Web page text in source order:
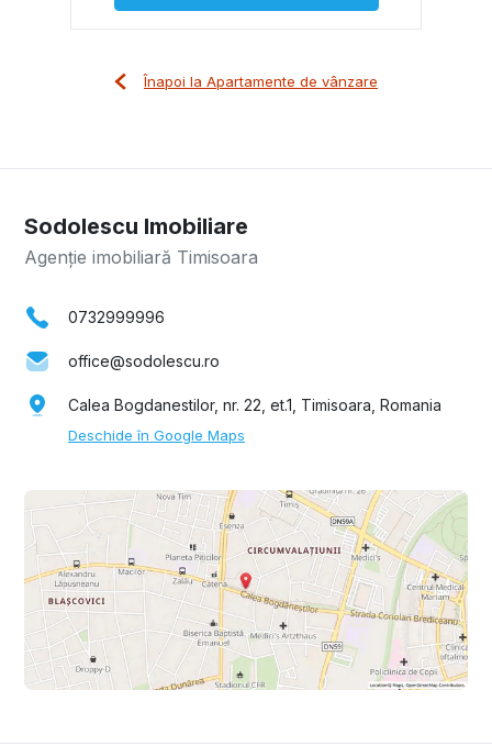
Înapoi la Apartamente de vânzare
Sodolescu Imobiliare
Agenție imobiliară Timisoara
0732999996
office@sodolescu.ro
Calea Bogdanestilor, nr. 22, et.1, Timisoara, Romania
Deschide în Google Maps